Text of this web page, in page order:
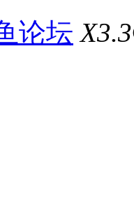
论坛 X3.3